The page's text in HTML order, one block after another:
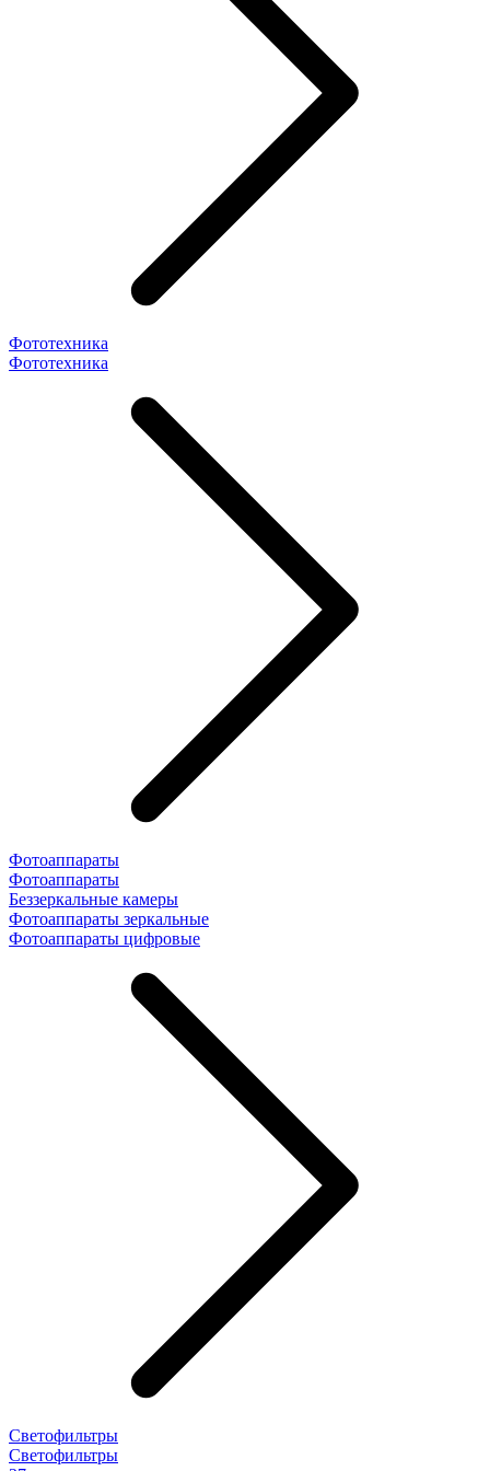
Фототехника
Фототехника
Фотоаппараты
Фотоаппараты
Беззеркальные камеры
Фотоаппараты зеркальные
Фотоаппараты цифровые
Светофильтры
Светофильтры